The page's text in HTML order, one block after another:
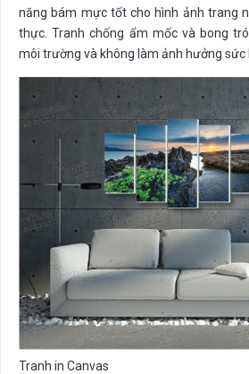
năng bám mực tốt cho hình ảnh trang
thực. Tranh chống ẩm mốc và bong
môi trường và không làm ảnh hưởng sức
Tranh in Canvas